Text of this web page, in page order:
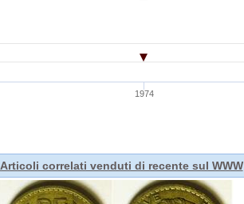
Articoli correlati venduti di recente sul WWW